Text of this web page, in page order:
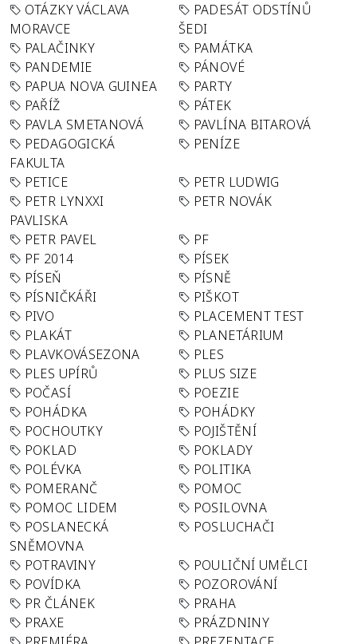
OTÁZKY VÁCLAVA
MORAVCE
PADESÁT ODSTÍNŮ
ŠEDI
PALAČINKY
PAMÁTKA
PANDEMIE
PÁNOVÉ
PAPUA NOVA GUINEA
PARTY
PAŘÍŽ
PÁTEK
PAVLA SMETANOVÁ
PAVLÍNA BITAROVÁ
PEDAGOGICKÁ
FAKULTA
PENÍZE
PETICE
PETR LUDWIG
PETR LYNXXI
PAVLISKA
PETR NOVÁK
PETR PAVEL
PF
PF 2014
PÍSEK
PÍSEŇ
PÍSNĚ
PÍSNIČKÁŘI
PIŠKOT
PIVO
PLACEMENT TEST
PLAKÁT
PLANETÁRIUM
PLAVKOVÁSEZONA
PLES
PLES UPÍRŮ
PLUS SIZE
POČASÍ
POEZIE
POHÁDKA
POHÁDKY
POCHOUTKY
POJIŠTĚNÍ
POKLAD
POKLADY
POLÉVKA
POLITIKA
POMERANČ
POMOC
POMOC LIDEM
POSILOVNA
POSLANECKÁ
SNĚMOVNA
POSLUCHAČI
POTRAVINY
POULIČNÍ UMĚLCI
POVÍDKA
POZOROVÁNÍ
PR ČLÁNEK
PRAHA
PRAXE
PRÁZDNINY